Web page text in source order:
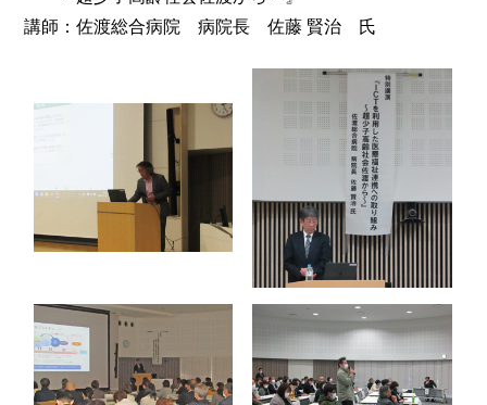
講師：佐渡総合病院 病院長 佐藤 賢治 氏